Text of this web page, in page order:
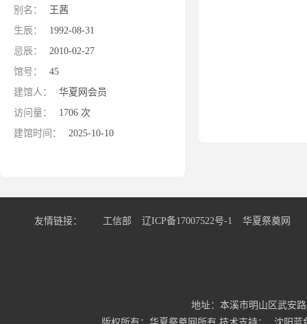
别名：
王茜
生辰：
1992-08-31
忌辰：
2010-02-27
馆号：
45
建馆人：
华夏网会员
访问量：
1706 次
建馆时间：
2025-10-10
友情链接： 工信部 辽ICP备17007522号-1 华夏祭奠网
地址：本溪市明山区武安路